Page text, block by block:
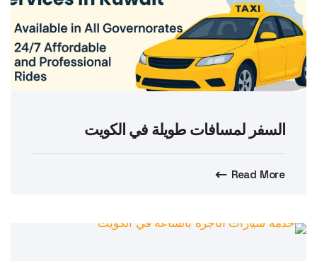
السفر لمسافات طويلة في الكويت
Read More